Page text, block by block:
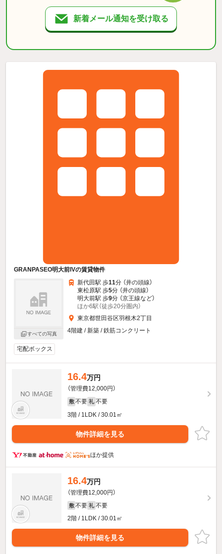
新着メール通知を受け取る
GRANPASEO明大前IVの賃貸物件
すべての写真
新代田駅 歩11分 （井の頭線）
東松原駅 歩5分 （井の頭線）
明大前駅 歩9分 （京王線など）
ほか6駅（徒歩20分圏内）
東京都世田谷区羽根木2丁目
4階建 / 新築 / 鉄筋コンクリート
宅配ボックス
16.4万円
（管理費12,000円）
敷 不要 礼 不要
3階 / 1LDK / 30.01㎡
物件詳細を見る
ほか提供
16.4万円
（管理費12,000円）
敷 不要 礼 不要
2階 / 1LDK / 30.01㎡
物件詳細を見る